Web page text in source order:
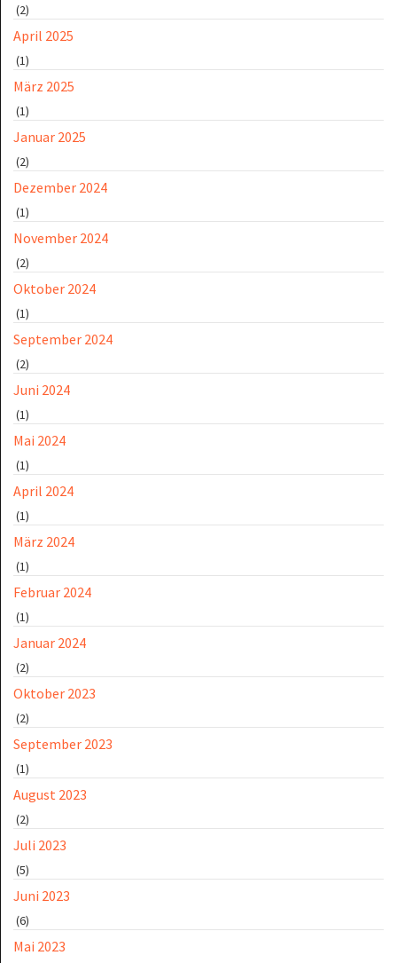
(2)
April 2025
(1)
März 2025
(1)
Januar 2025
(2)
Dezember 2024
(1)
November 2024
(2)
Oktober 2024
(1)
September 2024
(2)
Juni 2024
(1)
Mai 2024
(1)
April 2024
(1)
März 2024
(1)
Februar 2024
(1)
Januar 2024
(2)
Oktober 2023
(2)
September 2023
(1)
August 2023
(2)
Juli 2023
(5)
Juni 2023
(6)
Mai 2023